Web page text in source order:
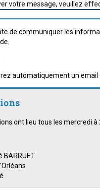
votre message, veuillez
de communiquer les
automatiquement un
ont lieu tous les mercredi
BARRUET